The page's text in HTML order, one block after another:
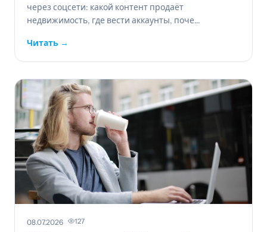
через соцсети: какой контент продаёт
недвижимость, где вести аккаунты, поче...
Читать →
08.07.2026 127